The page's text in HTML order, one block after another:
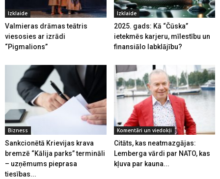
Izklaide
Valmieras drāmas teātris
viesosies ar izrādi
“Pigmalions”
Izklaide
2025. gads: Kā “Čūska”
ietekmēs karjeru, mīlestību un
finansiālo labklājību?
Bizness
Sankcionētā Krievijas krava
bremzē “Kālija parks” termināli
– uzņēmums pieprasa
tiesības...
Komentāri un viedokļi
Citāts, kas neatmazgājas:
Lemberga vārdi par NATO, kas
kļuva par kauna...